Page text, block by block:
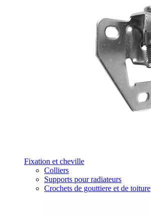
Fixation et cheville
Colliers
Supports pour radiateurs
Crochets de gouttiere et de toiture